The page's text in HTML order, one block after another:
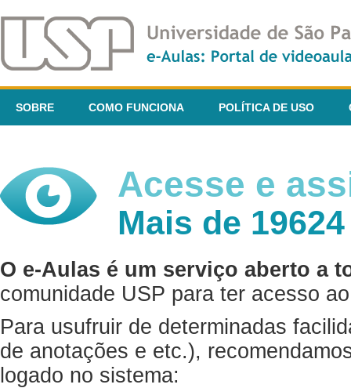
SOBRE COMO FUNCIONA POLÍTICA DE USO
Acesse e
Mais de
O e-Aulas é um serviço aberto a
comunidade USP para ter acesso
Para usufruir de determinadas
de anotações e etc.),
logado no sistema: